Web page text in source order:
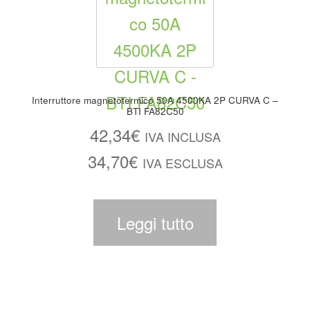
Interruttore magnetotermico 50A 4500KA 2P CURVA C –
BTI FA82C50
42,34€ IVA INCLUSA
34,70€ IVA ESCLUSA
Leggi tutto